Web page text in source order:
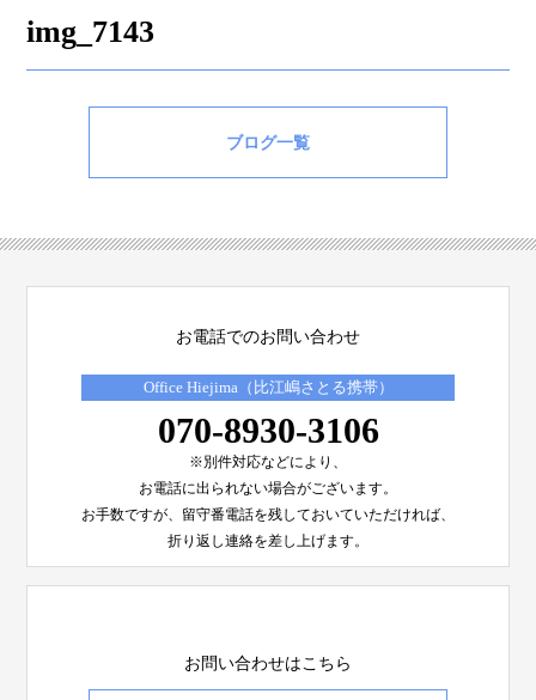
img_7143
ブログ一覧
お電話でのお問い合わせ
Office Hiejima（比江嶋さとる携帯）
070-8930-3106
※別件対応などにより、
お電話に出られない場合がございます。
お手数ですが、留守番電話を残しておいていただければ、
折り返し連絡を差し上げます。
お問い合わせはこちら